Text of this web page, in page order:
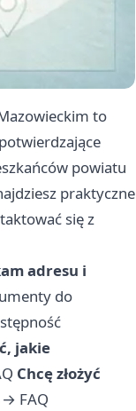
to
powiatu
praktyczne
się z
adresu i
do
jakie
Chcę złożyć
→ FAQ